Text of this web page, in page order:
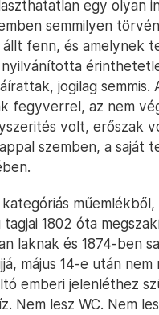
egy olyan
semmilyen
állt fenn, és amelynek
nyilvánította
jogilag semmis.
fegyverrel, az nem
volt, erőszak
szemben, a saját
1802 óta
laknak és 1874-ben
május 14-e után nem
emberi jelenléthez
Nem lesz WC. Nem